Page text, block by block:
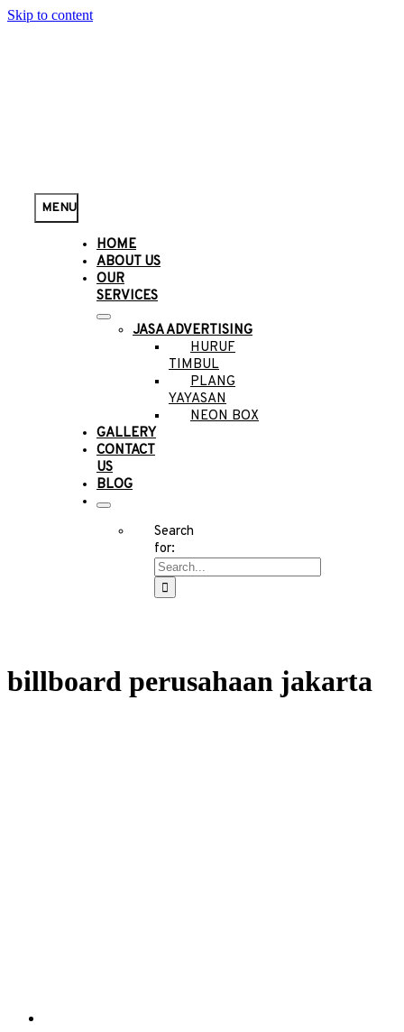
Skip to content
MENU
HOME
ABOUT US
OUR
SERVICES
JASA ADVERTISING
HURUF
TIMBUL
PLANG
YAYASAN
NEON BOX
GALLERY
CONTACT
US
BLOG
Search
for:
billboard perusahaan jakarta